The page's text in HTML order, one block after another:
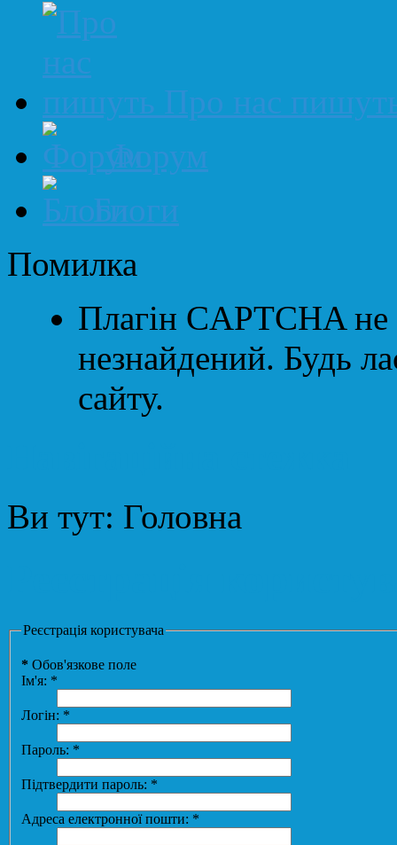
Про нас
Форум
Блоги
Помилка
Плагін CAPTCHA не
незнайдений. Будь
сайту.
Ви тут: Головна
Реєстрація користувача
* Обов'язкове поле
Ім'я: *
Логін: *
Пароль: *
Підтвердити пароль: *
Адреса електронної пошти: *